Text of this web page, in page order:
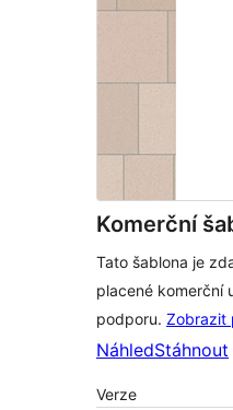
Komerční
Tato šablona je
placené komerční
podporu. Zobrazit
NáhledStáhnout
Verze